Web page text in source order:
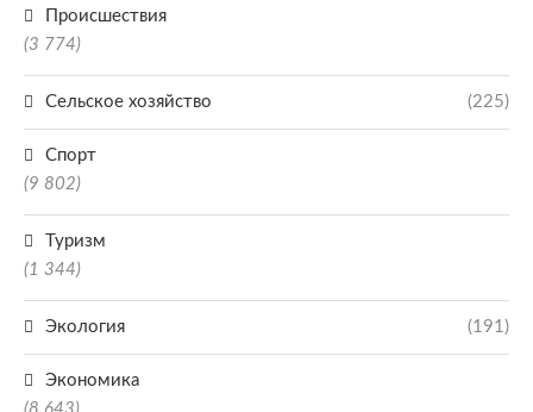
Происшествия
(3 774)
Сельское хозяйство (225)
Спорт
(9 802)
Туризм
(1 344)
Экология (191)
Экономика